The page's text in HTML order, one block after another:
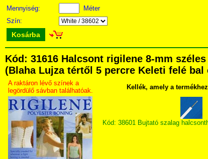
Mennyiség:
Méter
Szín:
Kosárba
Kód: 31616 Halcsont rigilene 8-mm
(Blaha Lujza tértől 5 percre Keleti felé
A raktáron lévő színek a
legördülő sávban találhatóak.
Kellék, amely a
Kód: 38601 Bujtató szalag